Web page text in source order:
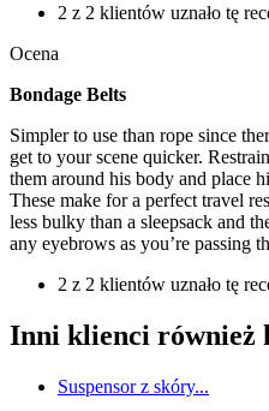
2 z 2 klientów uznało tę
Ocena
Bondage Belts
Simpler to use than rope since
get to your scene quicker.
them around his body and place
These make for a perfect travel
less bulky than a sleepsack and
any eyebrows as you’re passing
2 z 2 klientów uznało tę
Inni klienci również
Suspensor z skóry...